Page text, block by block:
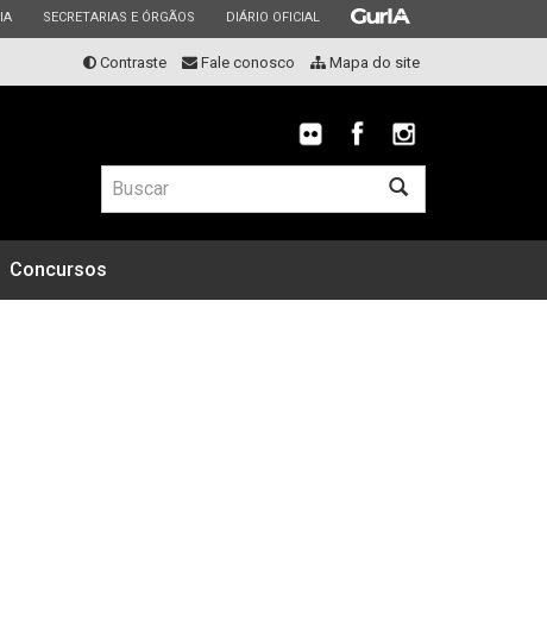
ESTADO
SECRETARIAS E ÓRGÃOS ESTADO
DIÁRIO OFICIAL ESTADO
Contraste Fale conosco Mapa do site
Concursos